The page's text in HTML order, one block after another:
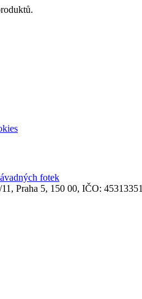
fotek
Praha 5, 150 00, IČO: 45313351